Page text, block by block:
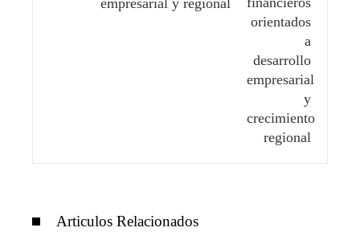
empresarial y regional
Articulos Relacionados